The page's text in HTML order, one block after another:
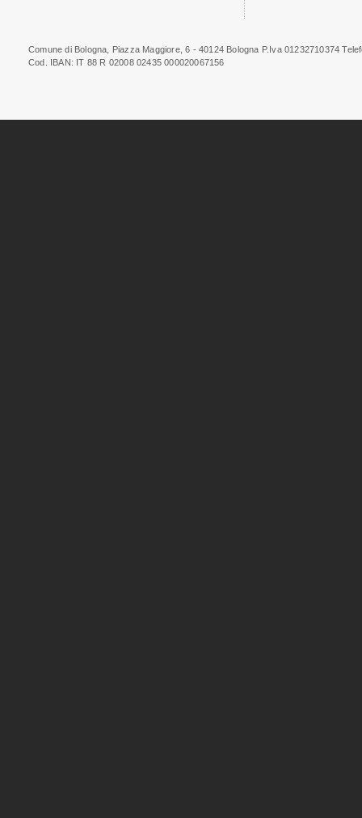
Note
Comune di Bologna, Piazza Maggiore, 6 - 40124 Bologna P.Iva 01232710374
Cod. IBAN: IT 88 R 02008 02435 000020067156